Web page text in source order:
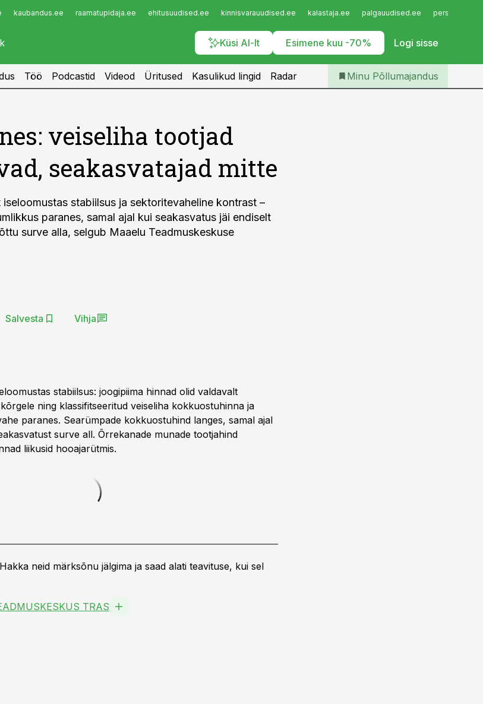
kaubandus.ee raamatupidaja.ee ehitusuudised.ee kinnisvarauudised.ee kalastaja.ee palgauudised.ee
Küsi AI-lt Esimene kuu -70% Logi sisse
Iseteenindus
Telli Põllumajandus
Töö Podcastid Videod Üritused Kasulikud lingid Radar Minu Põllumajandus
veiseliha tootjad
seakasvatajad mitte
stabiilsus ja sektoritevaheline kontrast –
paranes, samal ajal kui seakasvatus jäi endiselt
surve alla, selgub Maaelu Teadmuskeskuse
Salvesta Vihja
stabiilsus: joogipiima hinnad olid valdavalt
ning klassifitseeritud veiseliha kokkuostuhinna ja
paranes. Searümpade kokkuostuhind langes, samal ajal
surve all. Õrrekanade munade tootjahind
liikusid hooajarütmis.
Hakka neid märksõnu jälgima ja saad alati teavituse, kui sel
TRAS